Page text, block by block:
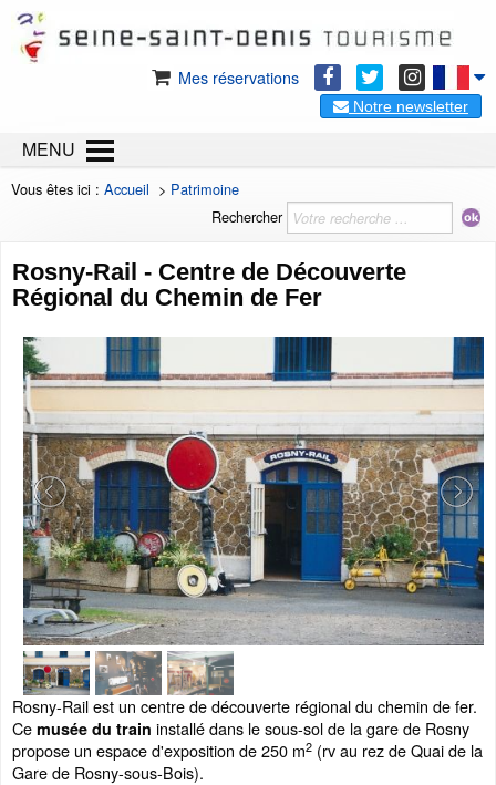
Mes réservations
Notre newsletter
MENU
Vous êtes ici : Accueil > Patrimoine
Rechercher
Rosny-Rail - Centre de Découverte
Régional du Chemin de Fer
Rosny-Rail est un centre de découverte régional du chemin de fer.
Ce musée du train installé dans le sous-sol de la gare de Rosny
propose un espace d'exposition de 250 m2 (rv au rez de Quai de la
Gare de Rosny-sous-Bois).